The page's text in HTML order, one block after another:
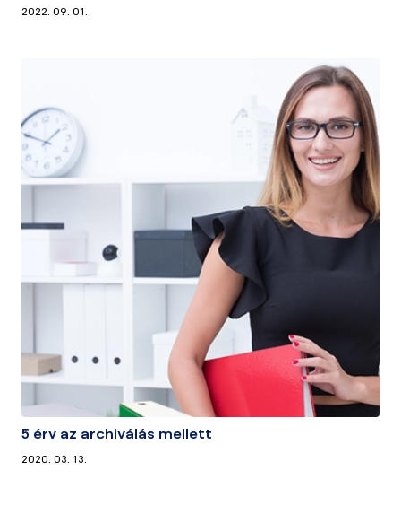
2022. 09. 01.
5 érv az archiválás mellett
2020. 03. 13.